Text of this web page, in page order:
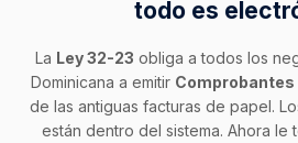
todo es
La Ley 32-23 obliga a todos los
Dominicana a emitir
de las antiguas facturas de papel.
están dentro del sistema. Ahora le